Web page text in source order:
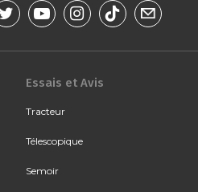
Essais et Avis
Tracteur
Télescopique
Semoir